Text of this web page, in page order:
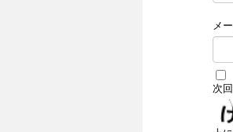
メ
次